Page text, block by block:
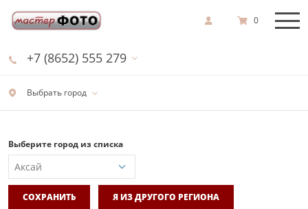
Выбрать город
+7 (8652) 555 279
0
Выберите город из списка
СОХРАНИТЬ Я ИЗ ДРУГОГО РЕГИОНА